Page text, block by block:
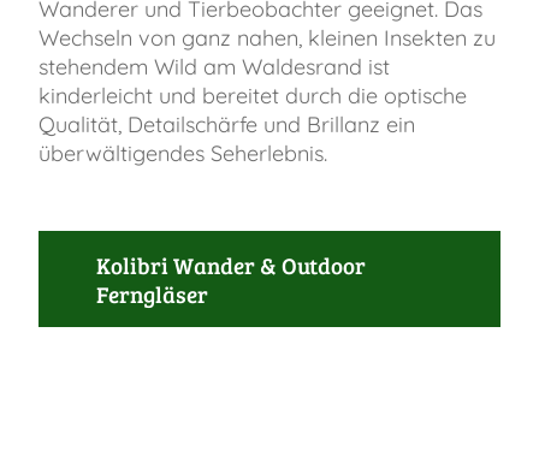
Wanderer und Tierbeobachter geeignet. Das
Wechseln von ganz nahen, kleinen Insekten zu
stehendem Wild am Waldesrand ist
kinderleicht und bereitet durch die optische
Qualität, Detailschärfe und Brillanz ein
überwältigendes Seherlebnis.
Kolibri Wander & Outdoor
Ferngläser